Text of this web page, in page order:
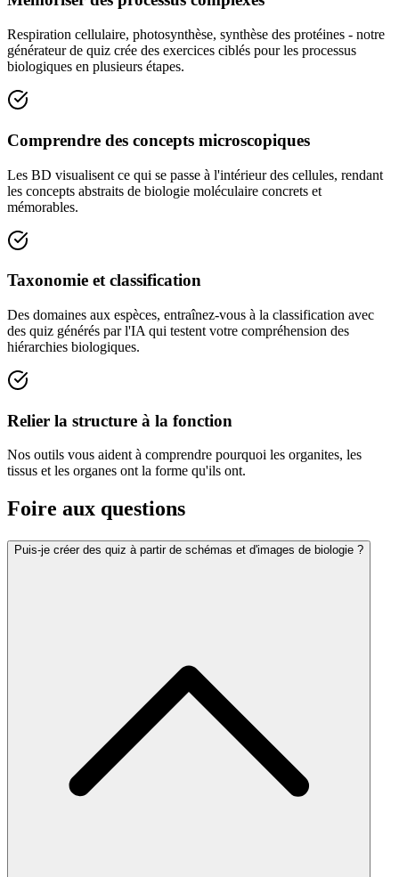
Respiration cellulaire, photosynthèse, synthèse des protéines - notre
générateur de quiz crée des exercices ciblés pour les processus
biologiques en plusieurs étapes.
Comprendre des concepts microscopiques
Les BD visualisent ce qui se passe à l'intérieur des cellules, rendant
les concepts abstraits de biologie moléculaire concrets et
mémorables.
Taxonomie et classification
Des domaines aux espèces, entraînez-vous à la classification avec
des quiz générés par l'IA qui testent votre compréhension des
hiérarchies biologiques.
Relier la structure à la fonction
Nos outils vous aident à comprendre pourquoi les organites, les
tissus et les organes ont la forme qu'ils ont.
Foire aux questions
Puis-je créer des quiz à partir de schémas et d'images de biologie ?